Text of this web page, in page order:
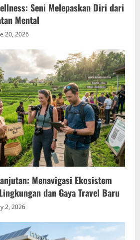
Seni Melepaskan Diri dari
Mental
20, 2026
Menavigasi Ekosistem
dan Gaya Travel Baru
2, 2026